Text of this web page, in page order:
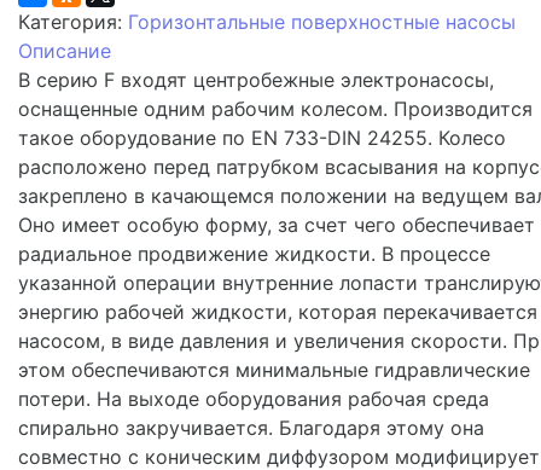
Категория: Горизонтальные поверхностные насосы
Описание
В серию F входят центробежные электронасосы,
оснащенные одним рабочим колесом. Производится
такое оборудование по EN 733-DIN 24255. Колесо
расположено перед патрубком всасывания на
закреплено в качающемся положении на ведущем
Оно имеет особую форму, за счет чего обеспечивает
радиальное продвижение жидкости. В процессе
указанной операции внутренние лопасти
энергию рабочей жидкости, которая перекачивается
насосом, в виде давления и увеличения скорости.
этом обеспечиваются минимальные гидравлические
потери. На выходе оборудования рабочая среда
спирально закручивается. Благодаря этому она
совместно с коническим диффузором модифицирует